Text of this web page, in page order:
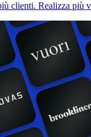
clienti. Realizza più